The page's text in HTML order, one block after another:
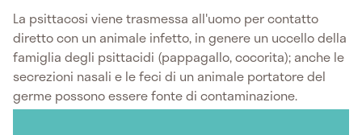
La psittacosi viene trasmessa all'uomo per contatto
diretto con un animale infetto, in genere un uccello della
famiglia degli psittacidi (pappagallo, cocorita); anche le
secrezioni nasali e le feci di un animale portatore del
germe possono essere fonte di contaminazione.